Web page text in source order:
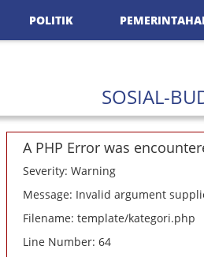
POLITIK
SOSIAL-
A PHP Error was
Severity: Warning
Message: Invalid argument
Filename: template/kategori.php
Line Number: 64